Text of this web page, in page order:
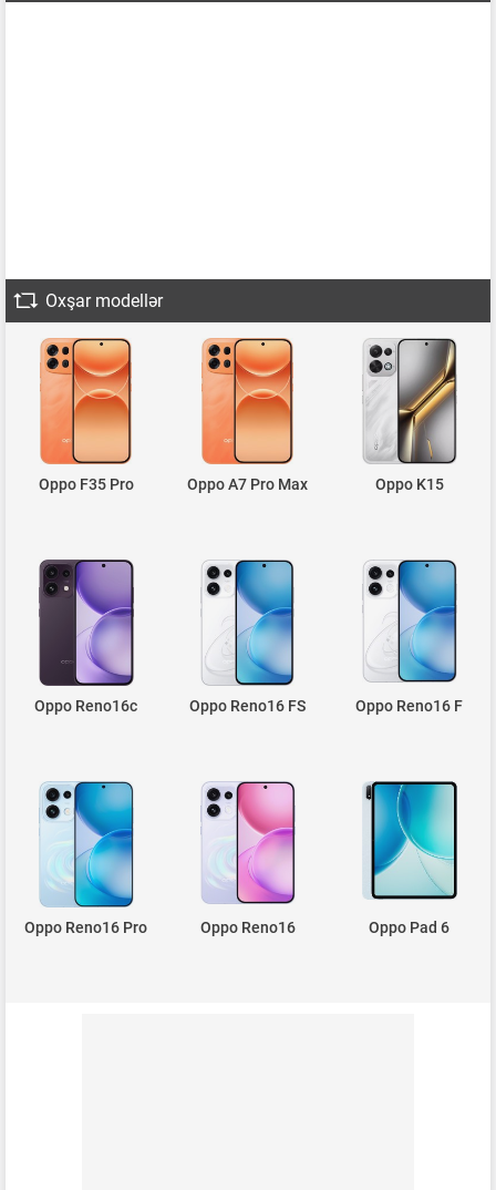
Oxşar modellər
Oppo F35 Pro Oppo A7 Pro Max Oppo K15
Oppo Reno16c Oppo Reno16 FS Oppo Reno16 F
Oppo Reno16 Pro Oppo Reno16 Oppo Pad 6